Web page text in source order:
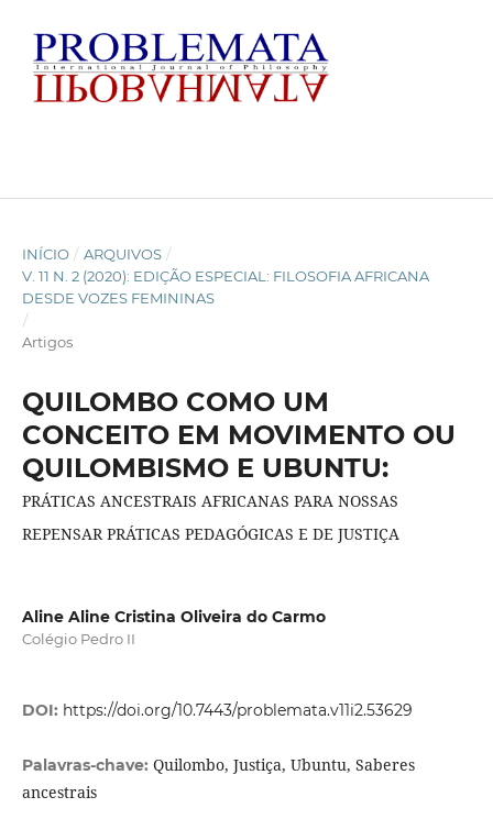
INÍCIO / ARQUIVOS /
V. 11 N. 2 (2020): EDIÇÃO ESPECIAL: FILOSOFIA AFRICANA
DESDE VOZES FEMININAS
/
Artigos
QUILOMBO COMO UM
CONCEITO EM MOVIMENTO OU
QUILOMBISMO E UBUNTU:
PRÁTICAS ANCESTRAIS AFRICANAS PARA NOSSAS
REPENSAR PRÁTICAS PEDAGÓGICAS E DE JUSTIÇA
Aline Aline Cristina Oliveira do Carmo
Colégio Pedro II
DOI: https://doi.org/10.7443/problemata.v11i2.53629
Palavras-chave: Quilombo, Justiça, Ubuntu, Saberes
ancestrais